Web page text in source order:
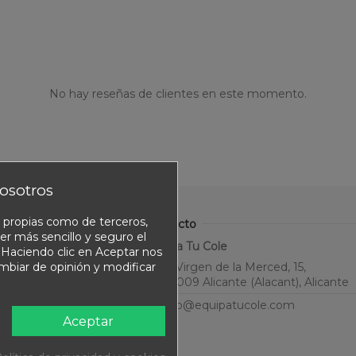
No hay reseñas de clientes en este momento.
Contacto
Equipa Tu Cole
C. Virgen de la Merced, 15,
03009 Alicante (Alacant), Alicante
info@equipatucole.com
como de terceros,
más sencillo y seguro el
clic en Aceptar nos
de opinión y modificar
Aceptar